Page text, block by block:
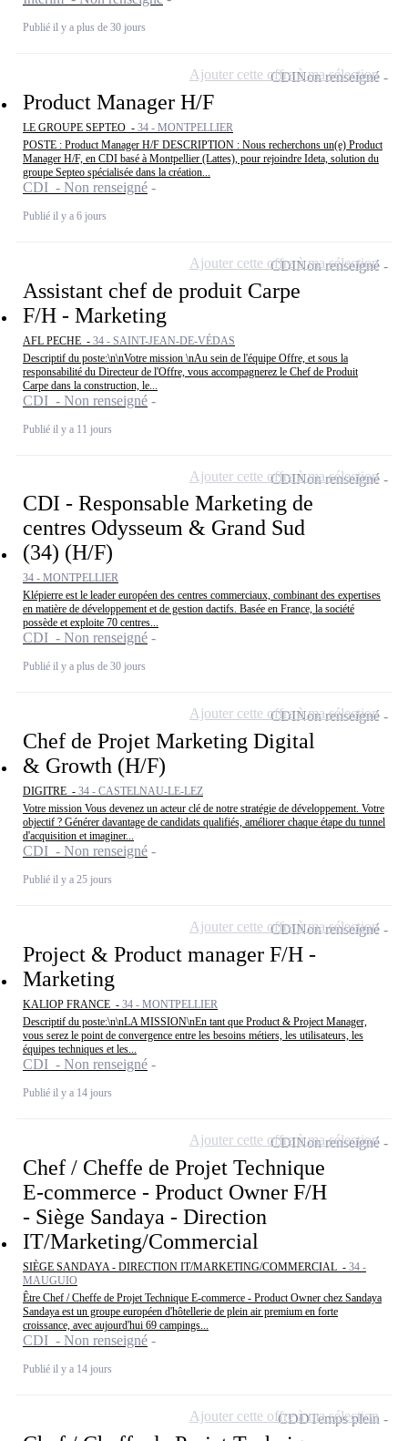
Publié il y a plus de 30 jours
Product Manager H/F
LE GROUPE SEPTEO - 34 - MONTPELLIER
POSTE : Product Manager H/F DESCRIPTION : Nous recherchons un(e) Product
Manager H/F, en CDI basé à Montpellier (Lattes), pour rejoindre Ideta, solution du
groupe Septeo spécialisée dans la création...
CDI - Non renseigné
Publié il y a 6 jours
CDINon renseigné
Ajouter cette offre à ma sélection
Assistant chef de produit Carpe
F/H - Marketing
AFL PECHE - 34 - SAINT-JEAN-DE-VÉDAS
Descriptif du poste:\n\nVotre mission \nAu sein de l'équipe Offre, et sous la
responsabilité du Directeur de l'Offre, vous accompagnerez le Chef de Produit
Carpe dans la construction, le...
CDI - Non renseigné
Publié il y a 11 jours
CDINon renseigné
Ajouter cette offre à ma sélection
CDI - Responsable Marketing de
centres Odysseum & Grand Sud
(34) (H/F)
34 - MONTPELLIER
Klépierre est le leader européen des centres commerciaux, combinant des expertises
en matière de développement et de gestion dactifs. Basée en France, la société
possède et exploite 70 centres...
CDI - Non renseigné
Publié il y a plus de 30 jours
CDINon renseigné
Ajouter cette offre à ma sélection
Chef de Projet Marketing Digital
& Growth (H/F)
DIGITRE - 34 - CASTELNAU-LE-LEZ
Votre mission Vous devenez un acteur clé de notre stratégie de développement. Votre
objectif ? Générer davantage de candidats qualifiés, améliorer chaque étape du tunnel
d'acquisition et imaginer...
CDI - Non renseigné
Publié il y a 25 jours
CDINon renseigné
Ajouter cette offre à ma sélection
Project & Product manager F/H -
Marketing
KALIOP FRANCE - 34 - MONTPELLIER
Descriptif du poste:\n\nLA MISSION\nEn tant que Product & Project Manager,
vous serez le point de convergence entre les besoins métiers, les utilisateurs, les
équipes techniques et les...
CDI - Non renseigné
Publié il y a 14 jours
CDINon renseigné
Ajouter cette offre à ma sélection
Chef / Cheffe de Projet Technique
E-commerce - Product Owner F/H
- Siège Sandaya - Direction
IT/Marketing/Commercial
SIÈGE SANDAYA - DIRECTION IT/MARKETING/COMMERCIAL - 34 -
MAUGUIO
Être Chef / Cheffe de Projet Technique E-commerce - Product Owner chez Sandaya
Sandaya est un groupe européen d'hôtellerie de plein air premium en forte
croissance, avec aujourd'hui 69 campings...
CDI - Non renseigné
Publié il y a 14 jours
CDINon renseigné
Ajouter cette offre à ma sélection
CDDTemps plein
Ajouter cette offre à ma sélection